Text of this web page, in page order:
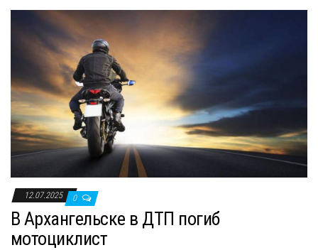
12.07.2025 0
В Архангельске в ДТП погиб
мотоциклист